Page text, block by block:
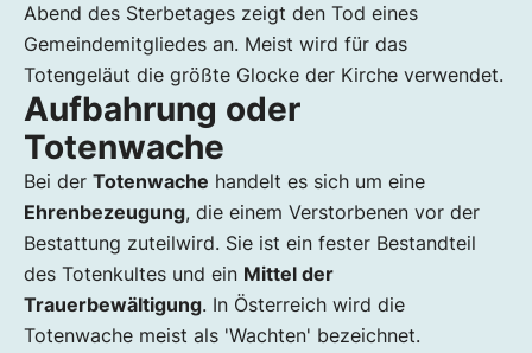
Abend des Sterbetages zeigt den Tod eines
Gemeindemitgliedes an. Meist wird für das
Totengeläut die größte Glocke der Kirche verwendet.
Aufbahrung oder
Totenwache
Bei der Totenwache handelt es sich um eine
Ehrenbezeugung, die einem Verstorbenen vor der
Bestattung zuteilwird. Sie ist ein fester Bestandteil
des Totenkultes und ein Mittel der
Trauerbewältigung. In Österreich wird die
Totenwache meist als 'Wachten' bezeichnet.